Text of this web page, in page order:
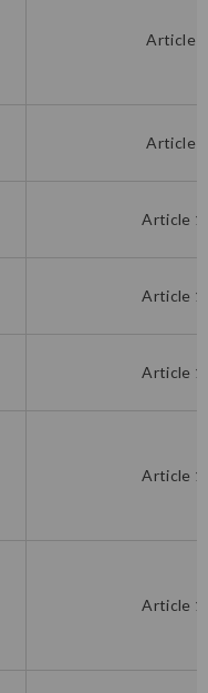
Article 8
Article 9
Article
Article
Article
Article
Article